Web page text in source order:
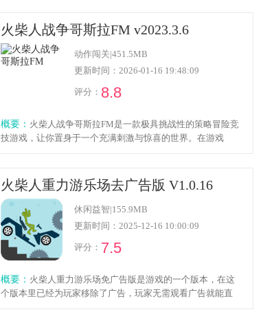
格斗技巧愈发高超。感兴趣的朋友们，赶紧来体验吧。
火柴人战争哥斯拉FM v2023.3.6
动作闯关|451.5MB
更新时间：2026-01-16 19:48:09
评分： 8.8
概要： 火柴人战争哥斯拉FM是一款极具挑战性的策略冒险竞
技游戏，让你置身于一个充满刺激与惊喜的世界。在游戏
火柴人重力游乐场去广告版 V1.0.16
休闲益智|155.9MB
更新时间：2025-12-16 10:00:09
评分： 7.5
概要： 火柴人重力游乐场免广告版是游戏的一个版本，在这
个版本里已经为玩家移除了广告，玩家无需观看广告就能直